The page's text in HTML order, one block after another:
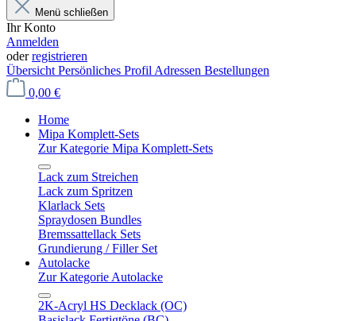
Menü schließen
Ihr Konto
Anmelden
oderregistrieren
Übersicht Persönliches Profil Adressen Bestellungen
0,00 €
Home
Mipa Komplett-Sets
Zur Kategorie Mipa Komplett-Sets
Lack zum Streichen
Lack zum Spritzen
Klarlack Sets
Spraydosen Bundles
Bremssattellack Sets
Grundierung / Filler Set
Autolacke
Zur Kategorie Autolacke
2K-Acryl HS Decklack (OC)